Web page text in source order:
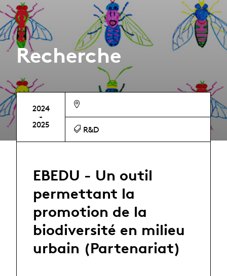
Recherche
2024
-
2025
R&D
EBEDU - Un outil
permettant la
promotion de la
biodiversité en milieu
urbain (Partenariat)